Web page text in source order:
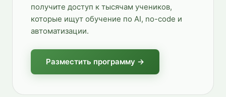
получите доступ к тысячам учеников,
которые ищут обучение по AI, no-code и
автоматизации.
Разместить программу →